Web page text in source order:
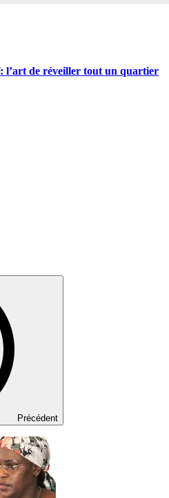
l’art de réveiller tout un quartier
Précédent